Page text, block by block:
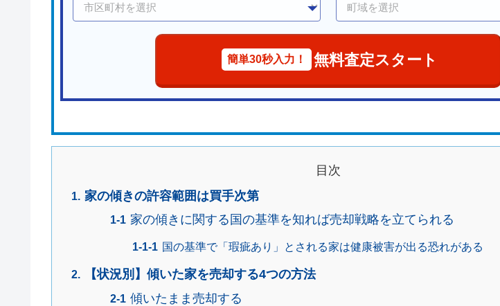
簡単30秒入力！ 無料査定スタート
目次
家の傾きの許容範囲は買手次第
家の傾きに関する国の基準を知れば売却戦略を立てられる
国の基準で「瑕疵あり」とされる家は健康被害が出る恐れがある
【状況別】傾いた家を売却する4つの方法
傾いたまま売却する